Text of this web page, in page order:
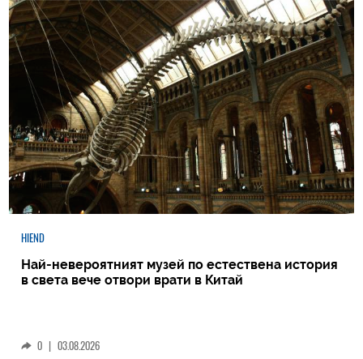
HIEND
Най-невероятният музей по естествена история
в света вече отвори врати в Китай
0 | 03.08.2026